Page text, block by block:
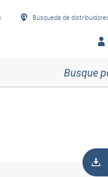
Búsqueda de